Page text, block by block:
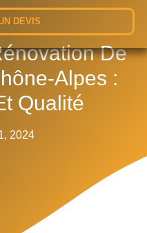
DEVIS
De
Alpes :
Qualité
2024